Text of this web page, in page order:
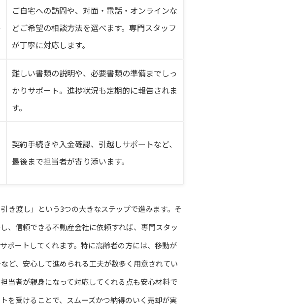
ご自宅への訪問や、対面・電話・オンラインな
どご希望の相談方法を選べます。専門スタッフ
が丁寧に対応します。
難しい書類の説明や、必要書類の準備までしっ
かりサポート。進捗状況も定期的に報告されま
す。
契約手続きや入金確認、引越しサポートなど、
最後まで担当者が寄り添います。
き渡し」という3つの大きなステップで進みます。そ
、信頼できる不動産会社に依頼すれば、専門スタッ
ポートしてくれます。特に高齢者の方には、移動が
ど、安心して進められる工夫が数多く用意されてい
当者が親身になって対応してくれる点も安心材料で
を受けることで、スムーズかつ納得のいく売却が実